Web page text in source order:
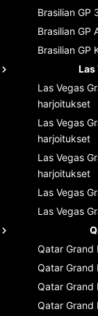
Brasilian GP
Brasilian GP
Brasilian GP
Las
Las Vegas
harjoitukset
Las Vegas
harjoitukset
Las Vegas
harjoitukset
Las Vegas
Las Vegas
Qatar Grand
Qatar Grand
Qatar Grand
Qatar Grand